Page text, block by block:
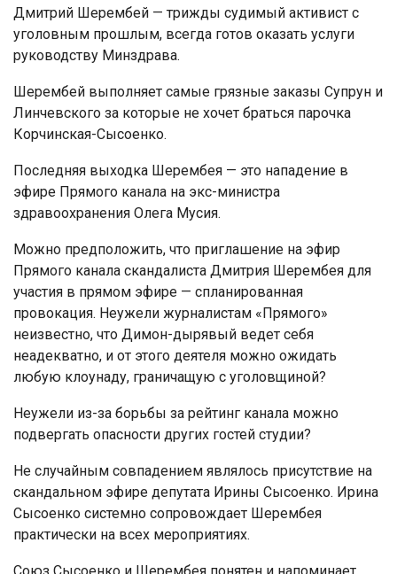
Дмитрий Шерембей — трижды судимый активист с
уголовным прошлым, всегда готов оказать услуги
руководству Минздрава.
Шерембей выполняет самые грязные заказы Супрун и
Линчевского за которые не хочет браться парочка
Корчинская-Сысоенко.
Последняя выходка Шерембея — это нападение в
эфире Прямого канала на экс-министра
здравоохранения Олега Мусия.
Можно предположить, что приглашение на эфир
Прямого канала скандалиста Дмитрия Шерембея для
участия в прямом эфире — спланированная
провокация. Неужели журналистам «Прямого»
неизвестно, что Димон-дырявый ведет себя
неадекватно, и от этого деятеля можно ожидать
любую клоунаду, граничащую с уголовщиной?
Неужели из-за борьбы за рейтинг канала можно
подвергать опасности других гостей студии?
Не случайным совпадением являлось присутствие на
скандальном эфире депутата Ирины Сысоенко. Ирина
Сысоенко системно сопровождает Шерембея
практически на всех мероприятиях.